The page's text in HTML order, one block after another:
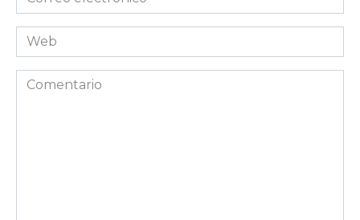
electrónico
Web
Comentario